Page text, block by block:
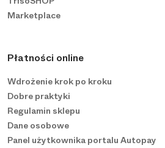
Marketplace
Płatności online
Wdrożenie krok po kroku
Dobre praktyki
Regulamin sklepu
Dane osobowe
Panel użytkownika portalu Autopay